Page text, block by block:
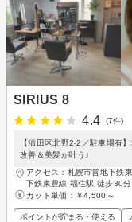
SIRIUS 8
4.4
(7件)
【清田区北野2-2／駐車場有
改善＆美髪が叶う♪
アクセス：札幌市営地下鉄
下鉄東豊線 福住駅 徒歩30分
カット単価： ￥4,500～
ポイントが貯まる・使える